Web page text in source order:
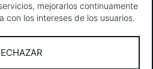
AEM Symfony
mejorarlos continuamente
con los intereses de los usuarios.